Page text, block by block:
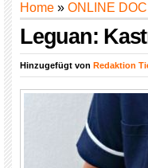
Home » ONLINE
Leguan:
Hinzugefügt von Redaktion